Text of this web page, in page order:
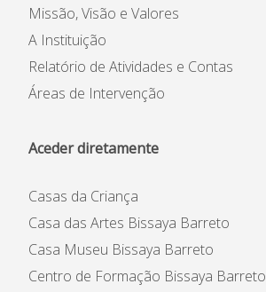
Missão, Visão e Valores
A Instituição
Relatório de Atividades e Contas
Áreas de Intervenção
Aceder diretamente
Casas da Criança
Casa das Artes Bissaya Barreto
Casa Museu Bissaya Barreto
Centro de Formação Bissaya Barreto